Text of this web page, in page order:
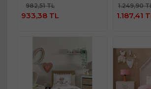
982,51 TL
933,38 TL
1.249,90
1.187,41